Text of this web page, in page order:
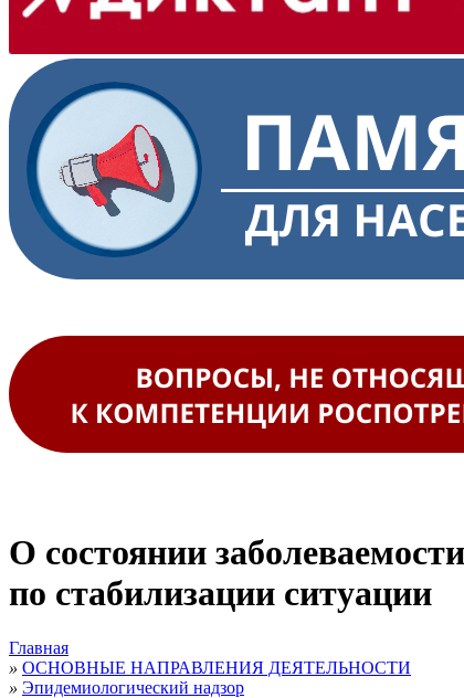
О состоянии
по стабилизации ситуации
Главная
» ОСНОВНЫЕ НАПРАВЛЕНИЯ ДЕЯТЕЛЬНОСТИ
» Эпидемиологический надзор